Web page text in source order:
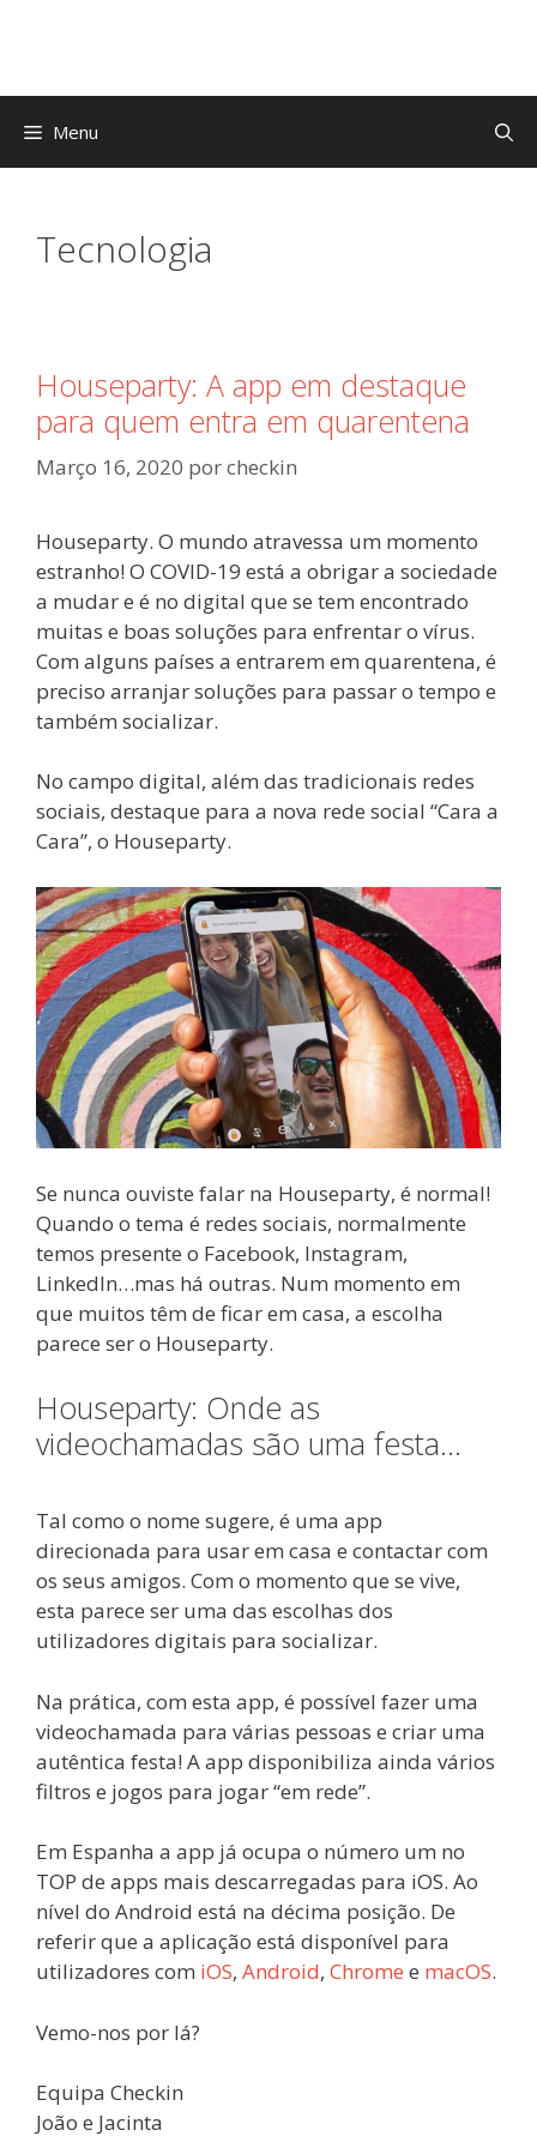
conteúdo
Menu
Tecnologia
Houseparty: A app em destaque
para quem entra em quarentena
Março 16, 2020 porcheckin
Houseparty. O mundo atravessa um momento
estranho! O COVID-19 está a obrigar a sociedade
a mudar e é no digital que se tem encontrado
muitas e boas soluções para enfrentar o vírus.
Com alguns países a entrarem em quarentena, é
preciso arranjar soluções para passar o tempo e
também socializar.
No campo digital, além das tradicionais redes
sociais, destaque para a nova rede social “Cara a
Cara”, o Houseparty.
Se nunca ouviste falar na Houseparty, é normal!
Quando o tema é redes sociais, normalmente
temos presente o Facebook, Instagram,
LinkedIn…mas há outras. Num momento em
que muitos têm de ficar em casa, a escolha
parece ser o Houseparty.
Houseparty: Onde as
videochamadas são uma festa…
Tal como o nome sugere, é uma app
direcionada para usar em casa e contactar com
os seus amigos. Com o momento que se vive,
esta parece ser uma das escolhas dos
utilizadores digitais para socializar.
Na prática, com esta app, é possível fazer uma
videochamada para várias pessoas e criar uma
autêntica festa! A app disponibiliza ainda vários
filtros e jogos para jogar “em rede”.
Em Espanha a app já ocupa o número um no
TOP de apps mais descarregadas para iOS. Ao
nível do Android está na décima posição. De
referir que a aplicação está disponível para
utilizadores com iOS, Android, Chrome e macOS.
Vemo-nos por lá?
Equipa Checkin
João e Jacinta